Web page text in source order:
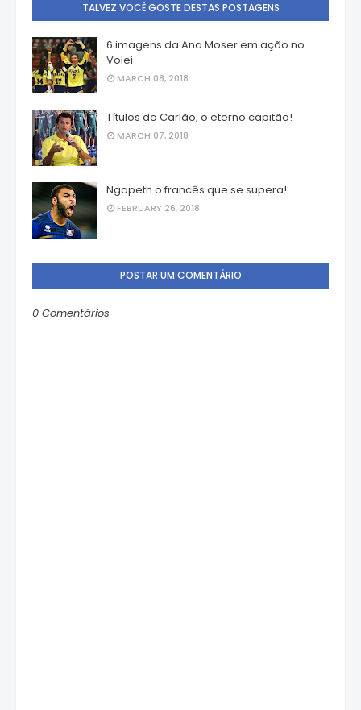
TALVEZ VOCÊ GOSTE DESTAS POSTAGENS
6 imagens da Ana Moser em ação no
Volei
MARCH 08, 2018
Títulos do Carlão, o eterno capitão!
MARCH 07, 2018
Ngapeth o francês que se supera!
FEBRUARY 26, 2018
POSTAR UM COMENTÁRIO
0 Comentários